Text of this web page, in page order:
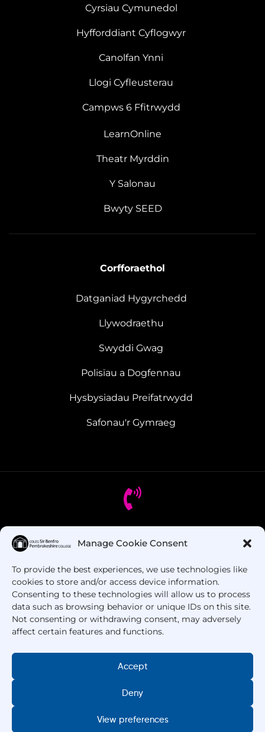
Manage Cookie Consent
To provide the best experiences, we use technologies like
cookies to store and/or access device information.
Consenting to these technologies will allow us to process
data such as browsing behavior or unique IDs on this site.
Not consenting or withdrawing consent, may adversely
affect certain features and functions.
Accept
Deny
View preferences
Cyrsiau Cymunedol
Hyfforddiant Cyflogwyr
Canolfan Ynni
Llogi Cyfleusterau
Campws 6 Ffitrwydd
LearnOnline
Theatr Myrddin
Y Salonau
Bwyty SEED
Corfforaethol
Datganiad Hygyrchedd
Llywodraethu
Swyddi Gwag
Polisïau a Dogfennau
Hysbysiadau Preifatrwydd
Safonau'r Gymraeg
Oes gennych chi gwestiynau? Ffoniwch ni!
+44 1437 753 000
Coleg Sir Benfro
Hawl.